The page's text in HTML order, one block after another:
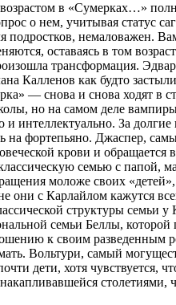
в «Сумерках…»
о нем, учитывая статус
подростков, немаловажен.
оставаясь в том
трансформация.
Калленов как будто
— снова и снова ходят в
но на самом деле
и интеллектуально. За
на фортепьяно. Джаспер,
крови и обращается
семью с папой,
моложе своих
они с Карлайлом кажутся
структуры семьи у
семьи Беллы, которой
к своим разведенным
Вольтури, самый
дети, хотя чувствуется,
столетиями,